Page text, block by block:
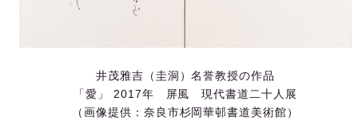
井茂雅吉（圭洞）名誉教授の作品
「愛」 2017年 屏風 現代書道二十人展
（画像提供：奈良市杉岡華邨書道美術館）